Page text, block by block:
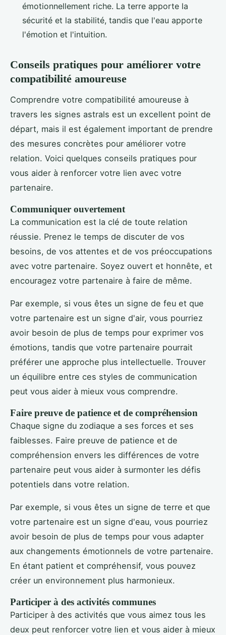
émotionnellement riche. La terre apporte la
sécurité et la stabilité, tandis que l'eau apporte
l'émotion et l'intuition.
Conseils pratiques pour améliorer votre
compatibilité amoureuse
Comprendre votre compatibilité amoureuse à
travers les signes astrals est un excellent point de
départ, mais il est également important de prendre
des mesures concrètes pour améliorer votre
relation. Voici quelques conseils pratiques pour
vous aider à renforcer votre lien avec votre
partenaire.
Communiquer ouvertement
La communication est la clé de toute relation
réussie. Prenez le temps de discuter de vos
besoins, de vos attentes et de vos préoccupations
avec votre partenaire. Soyez ouvert et honnête, et
encouragez votre partenaire à faire de même.
Par exemple, si vous êtes un signe de feu et que
votre partenaire est un signe d'air, vous pourriez
avoir besoin de plus de temps pour exprimer vos
émotions, tandis que votre partenaire pourrait
préférer une approche plus intellectuelle. Trouver
un équilibre entre ces styles de communication
peut vous aider à mieux vous comprendre.
Faire preuve de patience et de compréhension
Chaque signe du zodiaque a ses forces et ses
faiblesses. Faire preuve de patience et de
compréhension envers les différences de votre
partenaire peut vous aider à surmonter les défis
potentiels dans votre relation.
Par exemple, si vous êtes un signe de terre et que
votre partenaire est un signe d'eau, vous pourriez
avoir besoin de plus de temps pour vous adapter
aux changements émotionnels de votre partenaire.
En étant patient et compréhensif, vous pouvez
créer un environnement plus harmonieux.
Participer à des activités communes
Participer à des activités que vous aimez tous les
deux peut renforcer votre lien et vous aider à mieux